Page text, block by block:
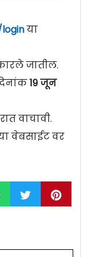
या
जातील.
19 जून
वाचावी.
वेबसाईट वर